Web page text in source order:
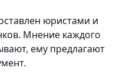
юристами и
Мнение каждого
ему предлагают